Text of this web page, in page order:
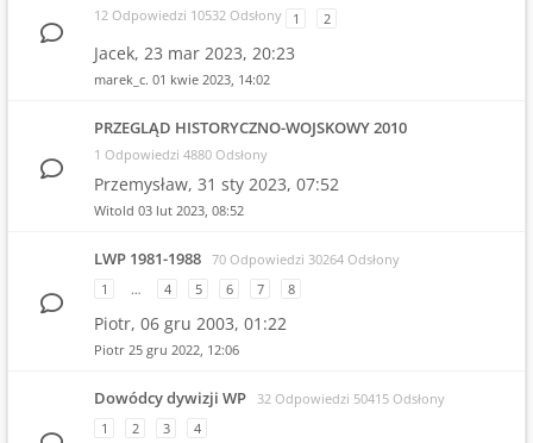
12 Odpowiedzi 10532 Odsłony 1 2
Jacek, 23 mar 2023, 20:23
marek_c. 01 kwie 2023, 14:02
PRZEGLĄD HISTORYCZNO-WOJSKOWY 2010
1 Odpowiedzi 4880 Odsłony
Przemysław, 31 sty 2023, 07:52
Witold 03 lut 2023, 08:52
LWP 1981-1988 70 Odpowiedzi 30264 Odsłony
1
… 4 5 6 7 8
Piotr, 06 gru 2003, 01:22
Piotr 25 gru 2022, 12:06
Dowódcy dywizji WP 32 Odpowiedzi 50415 Odsłony
1
2 3 4